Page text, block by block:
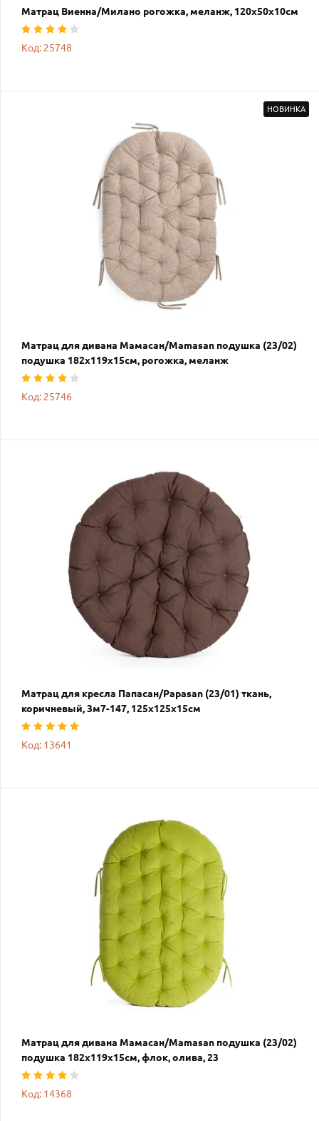
Матрац Виенна/Милано рогожка, меланж, 120х50х10см
Код: 25748
НОВИНКА
Матрац для дивана Мамасан/Mamasan подушка (23/02)
подушка 182х119х15см, рогожка, меланж
Код: 25746
Матрац для кресла Папасан/Papasan (23/01) ткань,
коричневый, 3м7-147, 125х125х15см
Код: 13641
Матрац для дивана Мамасан/Mamasan подушка (23/02)
подушка 182х119х15см, флок, олива, 23
Код: 14368